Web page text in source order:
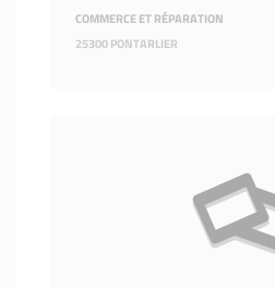
COMMERCE ET RÉPARATION
25300 PONTARLIER